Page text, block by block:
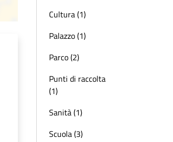
Cultura (1)
Palazzo (1)
Parco (2)
Punti di raccolta
(1)
Sanità (1)
Scuola (3)